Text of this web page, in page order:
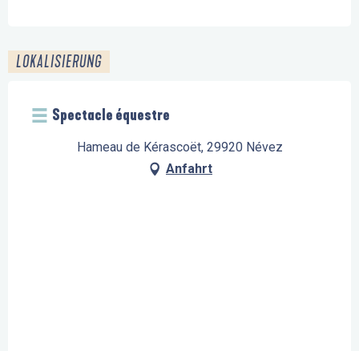
LOKALISIERUNG
Spectacle équestre
Hameau de Kérascoët, 29920 Névez
Anfahrt